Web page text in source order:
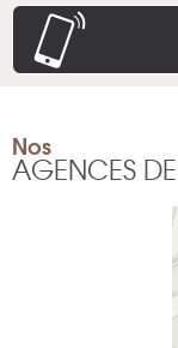
Nos
AGENCES